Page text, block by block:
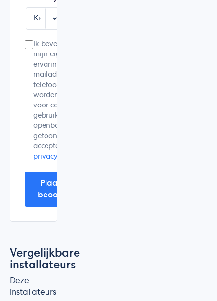
Ik bevestig dat dit
mijn eigen
ervaring is. Mijn e-
mailadres en
telefoonnummer
worden alleen
voor controle
gebruikt en niet
openbaar
getoond. Ik
accepteer de
privacyverklaring
Plaats mijn
beoordeling
Vergelijkbare
installateurs
Deze
installateurs